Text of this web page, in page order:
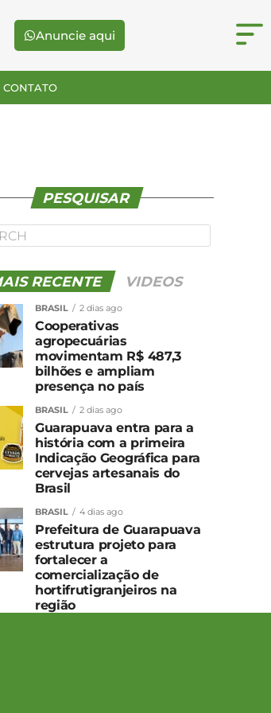
Anuncie aqui
CONTATO
PESQUISAR
RECENTE VIDEOS
BRASIL 2 dias ago
Cooperativas
agropecuárias
movimentam R$ 487,3
bilhões e ampliam
presença no país
BRASIL 2 dias ago
Guarapuava entra para a
história com a primeira
Indicação Geográfica para
cervejas artesanais do
Brasil
BRASIL 4 dias ago
Prefeitura de Guarapuava
estrutura projeto para
fortalecer a
comercialização de
hortifrutigranjeiros na
região